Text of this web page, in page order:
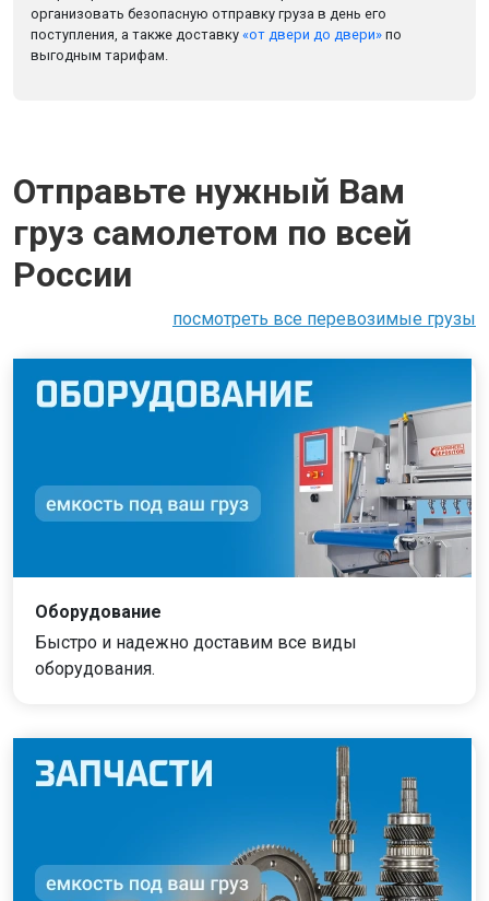
организовать безопасную отправку груза в день его
поступления, а также доставку «от двери до двери» по
выгодным тарифам.
Отправьте нужный Вам
груз самолетом по всей
России
посмотреть все перевозимые грузы
Оборудование
Быстро и надежно доставим все виды
оборудования.